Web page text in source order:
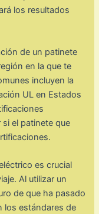
los resultados
de un patinete
en la que te
incluyen la
UL en Estados
el patinete que
es crucial
Al utilizar un
de que ha pasado
los estándares de